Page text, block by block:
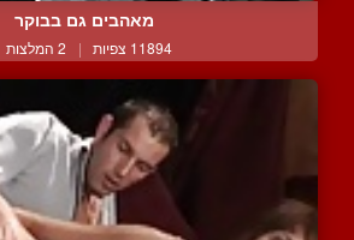
מאהבים גם בבוקר
11894 צפיות | 2 המלצות